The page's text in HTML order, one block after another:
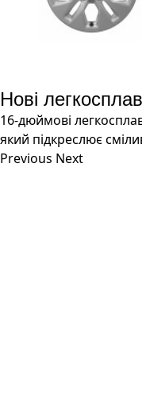
Нові
16-дюймові
який підкреслює
Previous Next